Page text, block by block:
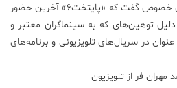
واکنش واداشت. مهران‌فر در این خصوص گفت که «پایتخت۶» آخرین حضور
دلیل توهین‌های که به سینماگران معتبر و
در سریال‌های تلویزیونی و برنامه‌های
فر از تلویزیون